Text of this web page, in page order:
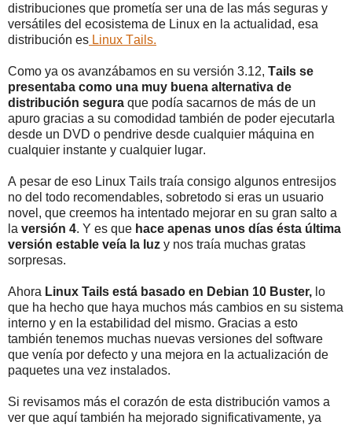
distribuciones que prometía ser una de las más seguras y
versátiles del ecosistema de Linux en la actualidad, esa
distribución es Linux Tails.
Como ya os avanzábamos en su versión 3.12, Tails se
presentaba como una muy buena alternativa de
distribución segura que podía sacarnos de más de un
apuro gracias a su comodidad también de poder ejecutarla
desde un DVD o pendrive desde cualquier máquina en
cualquier instante y cualquier lugar.
A pesar de eso Linux Tails traía consigo algunos entresijos
no del todo recomendables, sobretodo si eras un usuario
novel, que creemos ha intentado mejorar en su gran salto a
la versión 4. Y es que hace apenas unos días ésta última
versión estable veía la luz y nos traía muchas gratas
sorpresas.
Ahora Linux Tails está basado en Debian 10 Buster, lo
que ha hecho que haya muchos más cambios en su sistema
interno y en la estabilidad del mismo. Gracias a esto
también tenemos muchas nuevas versiones del software
que venía por defecto y una mejora en la actualización de
paquetes una vez instalados.
Si revisamos más el corazón de esta distribución vamos a
ver que aquí también ha mejorado significativamente, ya